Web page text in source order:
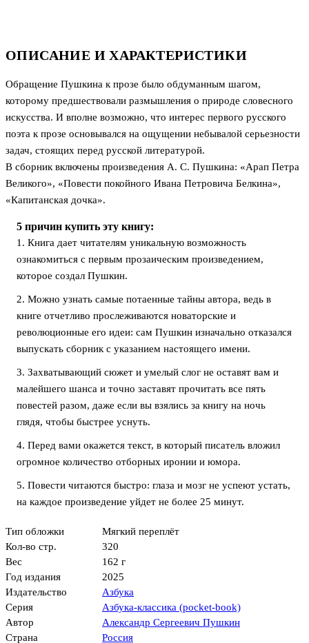
ОПИСАНИЕ И ХАРАКТЕРИСТИКИ
Обращение Пушкина к прозе было обдуманным шагом,
которому предшествовали размышления о природе словесного
искусства. И вполне возможно, что интерес первого русского
поэта к прозе основывался на ощущении небывалой серьезности
задач, стоящих перед русской литературой.
В сборник включены произведения А. С. Пушкина: «Арап Петра
Великого», «Повести покойного Ивана Петровича Белкина»,
«Капитанская дочка».
5 причин купить эту книгу:
1. Книга дает читателям уникальную возможность
ознакомиться с первым прозаическим произведением,
которое создал Пушкин.
2. Можно узнать самые потаенные тайны автора, ведь в
книге отчетливо прослеживаются новаторские и
революционные его идеи: сам Пушкин изначально отказался
выпускать сборник с указанием настоящего имени.
3. Захватывающий сюжет и умелый слог не оставят вам и
малейшего шанса и точно заставят прочитать все пять
повестей разом, даже если вы взялись за книгу на ночь
глядя, чтобы быстрее уснуть.
4. Перед вами окажется текст, в который писатель вложил
огромное количество отборных иронии и юмора.
5. Повести читаются быстро: глаза и мозг не успеют устать,
на каждое произведение уйдет не более 25 минут.
Тип обложки
Мягкий переплёт
Кол-во стр.
320
Вес
162 г
Год издания
2025
Издательство
Азбука
Серия
Азбука-классика (pocket-book)
Автор
Александр Сергеевич Пушкин
Страна
Россия